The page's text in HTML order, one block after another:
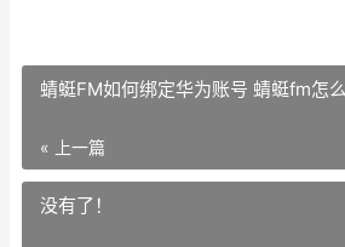
蜻蜓FM如何绑定华为账号 蜻蜓fm怎
« 上一篇
没有了！